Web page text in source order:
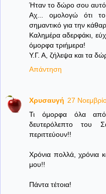
Ήταν το δώρο σου αυτό
Αχ... ομολογώ ότι
σημαντικό για την
Καλημέρα αδερφάκι,
όμορφα τριήμερα!
Υ.Γ. Α, ζήλεψα και τα
Απάντηση
Χρυσαυγή 27
Τι όμορφα όλα
δευτερόλεπτο του
περιττεύουν!!
Χρόνια πολλά, χρόνια
μου!!
Πάντα τέτοια!